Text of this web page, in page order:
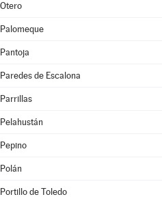
Otero
Palomeque
Pantoja
Paredes de Escalona
Parrillas
Pelahustán
Pepino
Polán
Portillo de Toledo